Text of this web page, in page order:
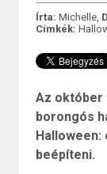
Írta: Michelle,
Címkék:
Az október
borongós
Halloween:
beépíteni.